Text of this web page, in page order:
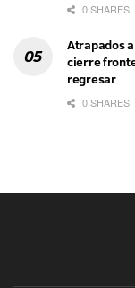
0 SHARES
Atrapados
cierre
regresar
0 SHARES